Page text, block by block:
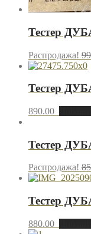
Тестер
Распродажа!
Тестер
890.00
Тестер
Распродажа!
Тестер
880.00